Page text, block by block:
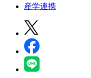
産学連携